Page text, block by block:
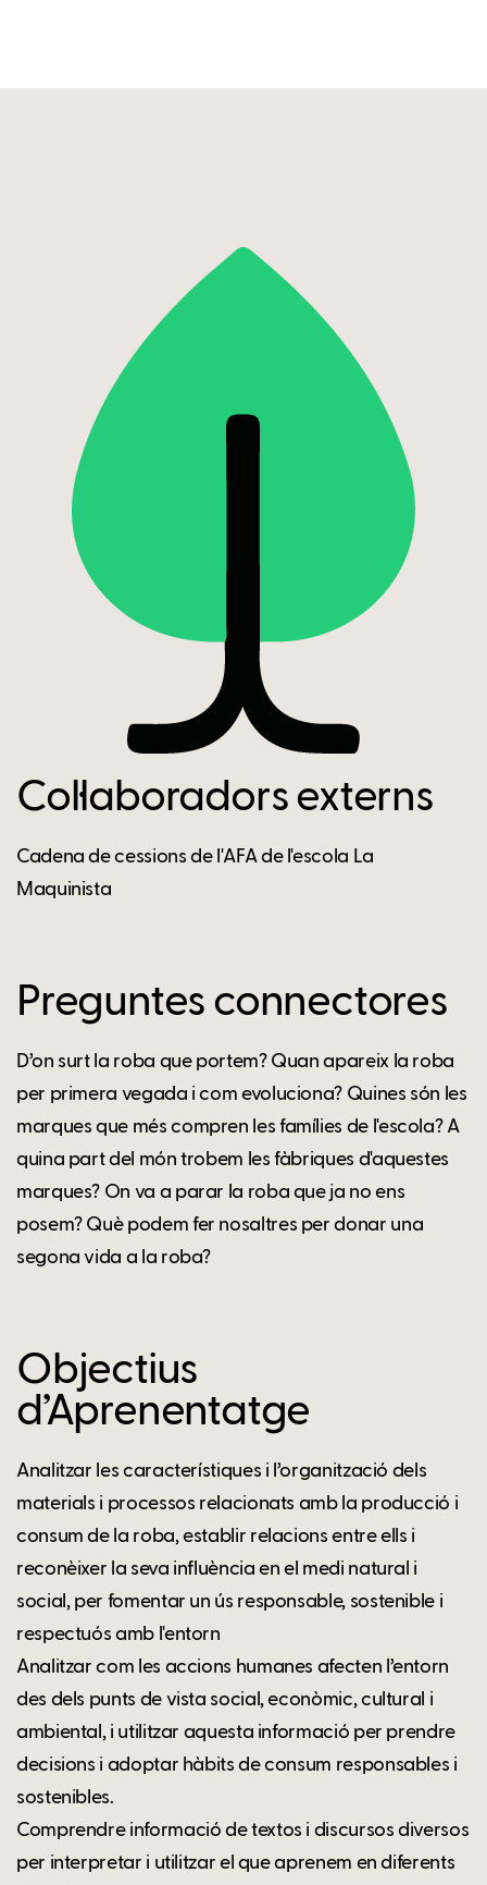
Col·laboradors externs
Cadena de cessions de l'AFA de l'escola La
Maquinista
Preguntes connectores
D’on surt la roba que portem? Quan apareix la roba
per primera vegada i com evoluciona? Quines són les
marques que més compren les famílies de l'escola? A
quina part del món trobem les fàbriques d'aquestes
marques? On va a parar la roba que ja no ens
posem? Què podem fer nosaltres per donar una
segona vida a la roba?
Objectius
d’Aprenentatge
Analitzar les característiques i l’organització dels
materials i processos relacionats amb la producció i
consum de la roba, establir relacions entre ells i
reconèixer la seva influència en el medi natural i
social, per fomentar un ús responsable, sostenible i
respectuós amb l'entorn
Analitzar com les accions humanes afecten l’entorn
des dels punts de vista social, econòmic, cultural i
ambiental, i utilitzar aquesta informació per prendre
decisions i adoptar hàbits de consum responsables i
sostenibles.
Comprendre informació de textos i discursos diversos
per interpretar i utilitzar el que aprenem en diferents